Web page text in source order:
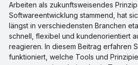
Arbeiten als zukunftsweisendes
Softwareentwicklung stammend, hat
längst in verschiedensten Branchen
schnell, flexibel und kundenorientiert
reagieren. In diesem Beitrag erfahren
funktioniert, welche Tools und